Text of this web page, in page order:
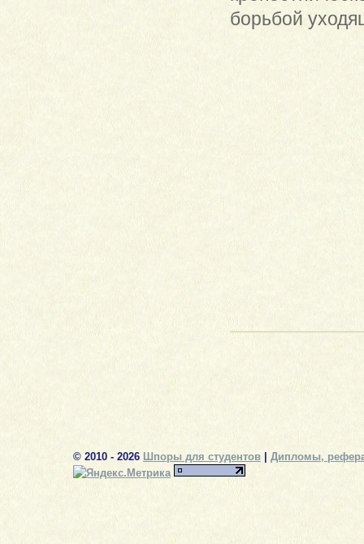
борьбой
© 2010 - 2026 Шпоры для студентов Дипломы,